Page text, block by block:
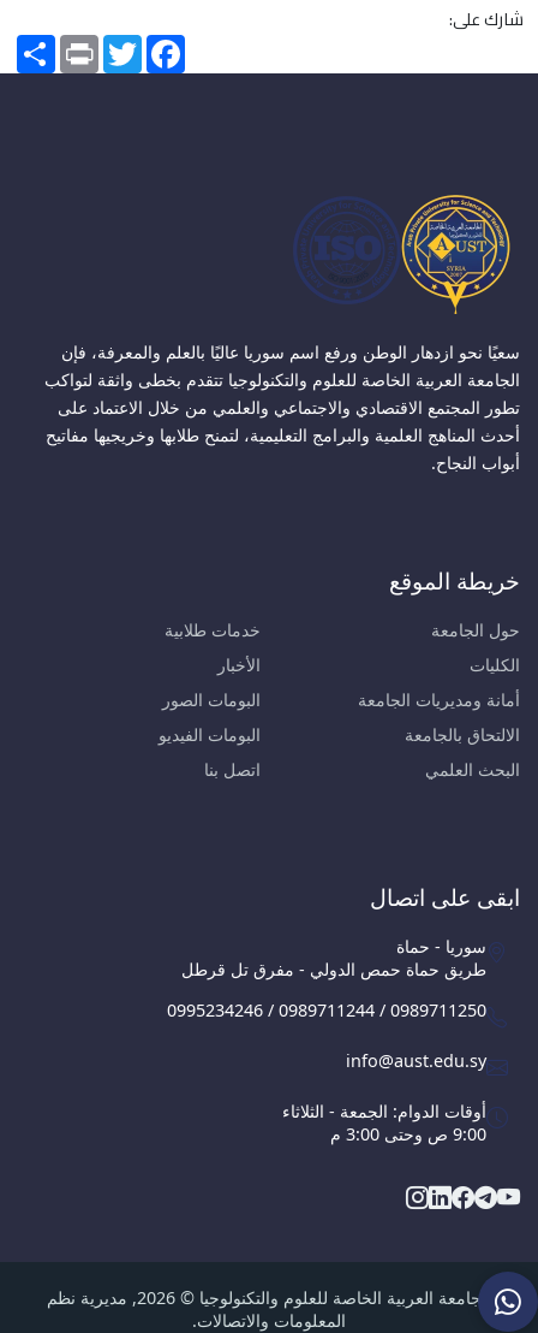
شارك على:
Share PrintTwitterFacebook
سعيًا نحو ازدهار الوطن ورفع اسم سوريا عاليًا بالعلم والمعرفة، فإن
الجامعة العربية الخاصة للعلوم والتكنولوجيا تتقدم بخطى واثقة لتواكب
تطور المجتمع الاقتصادي والاجتماعي والعلمي من خلال الاعتماد على
أحدث المناهج العلمية والبرامج التعليمية، لتمنح طلابها وخريجيها مفاتيح
أبواب النجاح.
خريطة الموقع
حول الجامعة
الكليات
أمانة ومديريات الجامعة
الالتحاق بالجامعة
البحث العلمي
خدمات طلابية
الأخبار
البومات الصور
البومات الفيديو
اتصل بنا
ابقى على اتصال
سوريا - حماة
طريق حماة حمص الدولي - مفرق تل قرطل
0995234246 / 0989711244 / 0989711250
info@aust.edu.sy
أوقات الدوام: الجمعة - الثلاثاء
9:00 ص وحتى 3:00 م
الجامعة العربية الخاصة للعلوم والتكنولوجيا © 2026, مديرية نظم
المعلومات والاتصالات.